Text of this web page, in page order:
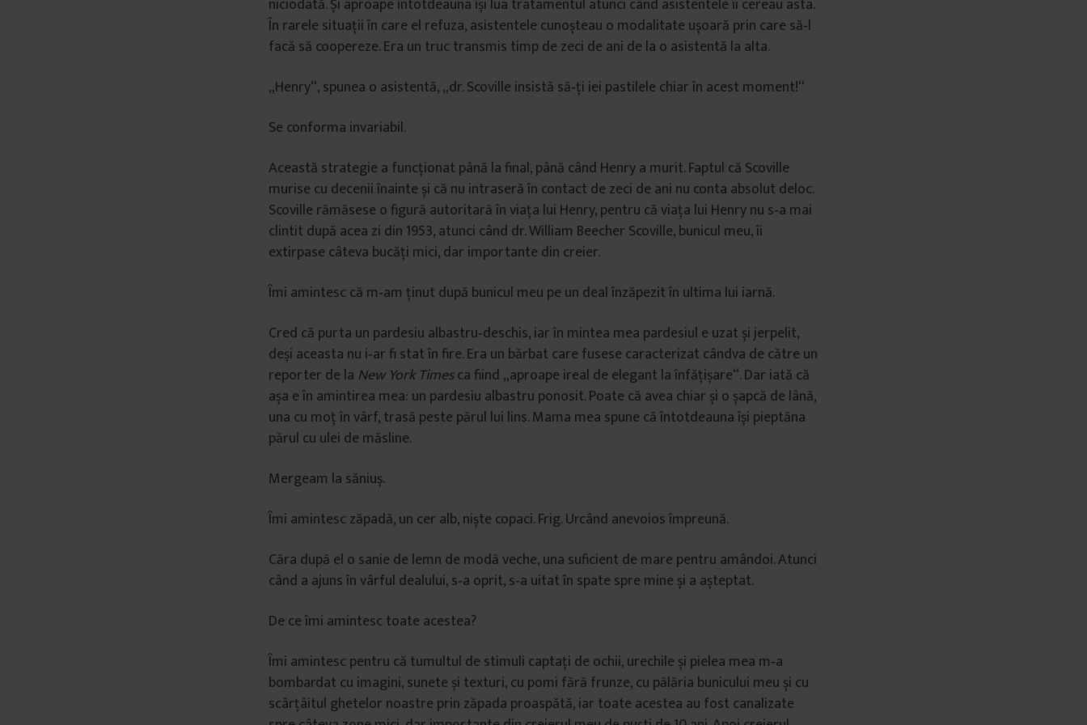
niciodată. Și aproape întotdeauna își lua tratamentul atunci când asistentele îi cereau asta.
În rarele situații în care el refuza, asisten­tele cunoșteau o modalitate ușoară prin care să‑l
facă să coopereze. Era un truc transmis timp de zeci de ani de la o asistentă la alta.
„Henry“, spunea o asistentă, „dr. Scoville insistă să‑ți iei pas­tilele chiar în acest moment!“
Se conforma invariabil.
Această strategie a funcționat până la final, până când Henry a murit. Faptul că Scoville
murise cu decenii înainte și că nu in­traseră în contact de zeci de ani nu conta absolut deloc.
Scoville rămăsese o figură autoritară în viața lui Henry, pentru că viața lui Henry nu s‑a mai
clintit după acea zi din 1953, atunci când dr. William Beecher Scoville, bunicul meu, îi
extirpase câteva bucăți mici, dar importante din creier.
Îmi amintesc că m‑am ținut după bunicul meu pe un deal înzăpezit în ultima lui iarnă.
Cred că purta un pardesiu albastru‑deschis, iar în mintea mea pardesiul e uzat și jerpelit,
deși aceasta nu i‑ar fi stat în fire. Era un bărbat care fusese caracterizat cândva de către un
reporter de la New York Timesca fiind „aproape ireal de elegant la înfățișare“. Dar iată că
așa e în amintirea mea: un pardesiu albastru ponosit. Poate că avea chiar și o șapcă de lână,
una cu moț în vârf, trasă peste părul lui lins. Mama mea spune că întotdeauna își pieptăna
părul cu ulei de măsline.
Mergeam la săniuș.
Îmi amintesc zăpadă, un cer alb, niște copaci. Frig. Urcând anevoios împreună.
Căra după el o sanie de lemn de modă veche, una suficient de mare pentru amândoi. Atunci
când a ajuns în vârful dealului, s‑a oprit, s‑a uitat în spate spre mine și a așteptat.
De ce îmi amintesc toate acestea?
Îmi amintesc pentru că tumultul de stimuli captați de ochii, urechile și pielea mea m‑a
bombardat cu imagini, sunete și tex­turi, cu pomi fără frunze, cu pălăria bunicului meu și cu
scârțâitul ghetelor noastre prin zăpada proaspătă, iar toate acestea au fost canalizate